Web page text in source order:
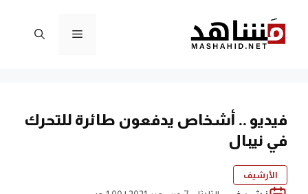
المحتوى
القائمة
فيديو .. أشخاص يدفعون طائرة للتحرك
في نيبال
الأرشيف